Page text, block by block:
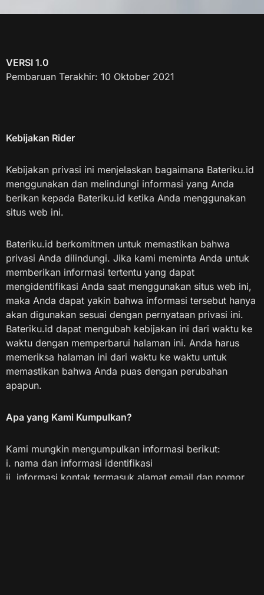
VERSI 1.0
Pembaruan Terakhir: 10 Oktober 2021
Kebijakan Rider
Kebijakan privasi ini menjelaskan bagaimana Bateriku.id
menggunakan dan melindungi informasi yang Anda
berikan kepada Bateriku.id ketika Anda menggunakan
situs web ini.
Bateriku.id berkomitmen untuk memastikan bahwa
privasi Anda dilindungi. Jika kami meminta Anda untuk
memberikan informasi tertentu yang dapat
mengidentifikasi Anda saat menggunakan situs web ini,
maka Anda dapat yakin bahwa informasi tersebut hanya
akan digunakan sesuai dengan pernyataan privasi ini.
Bateriku.id dapat mengubah kebijakan ini dari waktu ke
waktu dengan memperbarui halaman ini. Anda harus
memeriksa halaman ini dari waktu ke waktu untuk
memastikan bahwa Anda puas dengan perubahan
apapun.
Apa yang Kami Kumpulkan?
Kami mungkin mengumpulkan informasi berikut:
i. nama dan informasi identifikasi
ii. informasi kontak termasuk alamat email dan nomor